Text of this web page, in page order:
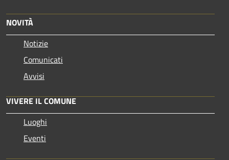
NOVITÀ
Notizie
Comunicati
Avvisi
VIVERE IL COMUNE
Luoghi
Eventi